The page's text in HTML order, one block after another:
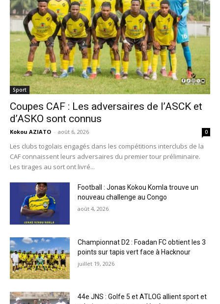
Sport
Coupes CAF : Les adversaires de l’ASCK et
d’ASKO sont connus
Kokou AZIATO - août 6, 2026 0
Les clubs togolais engagés dans les compétitions interclubs de la
CAF connaissent leurs adversaires du premier tour préliminaire.
Les tirages au sort ont livré...
Football : Jonas Kokou Komla trouve un
nouveau challenge au Congo
août 4, 2026
Championnat D2 : Foadan FC obtient les 3
points sur tapis vert face à Hacknour
juillet 19, 2026
44e JNS : Golfe 5 et ATLOG allient sport et